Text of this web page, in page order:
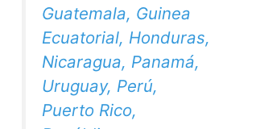
Guatemala, Guinea
Ecuatorial, Honduras,
Nicaragua, Panamá,
Uruguay, Perú,
Puerto Rico,